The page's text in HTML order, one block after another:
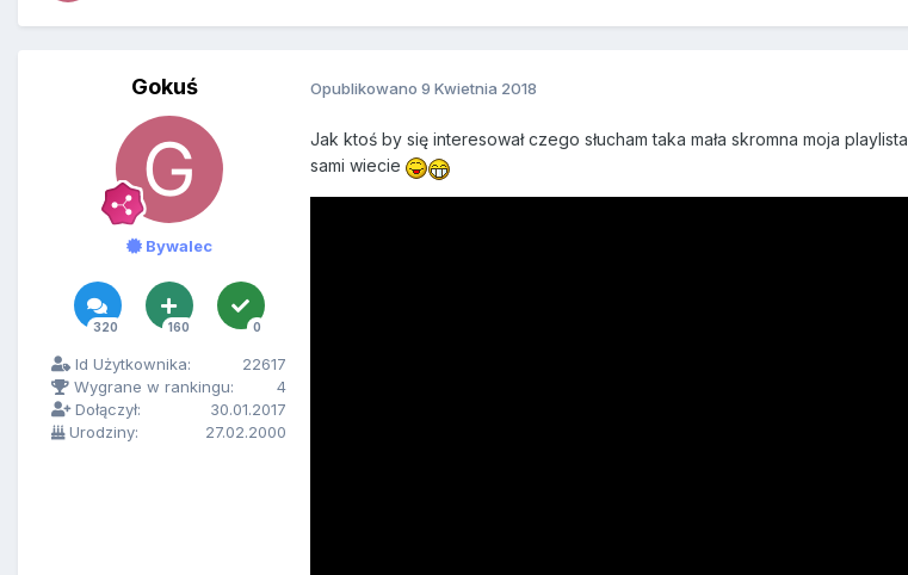
Gokuś
Bywalec
320 160 0
Id Użytkownika:
22617
Wygrane w rankingu:
4
Dołączył:
30.01.2017
Urodziny:
27.02.2000
Opublikowano 9 Kwietnia 2018
Jak ktoś by się interesował czego słucham taka mała skromna moja playlista
sami wiecie